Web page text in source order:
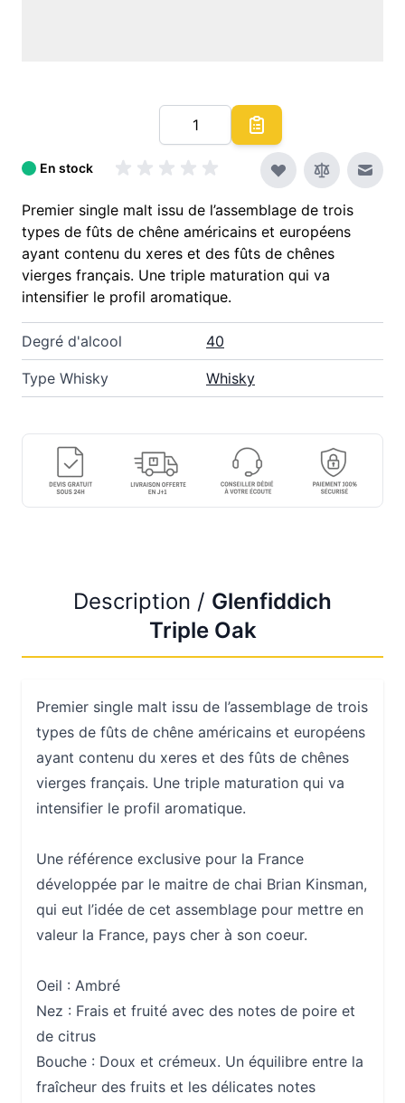
En stock
Premier single malt issu de l’assemblage de trois
types de fûts de chêne américains et européens
ayant contenu du xeres et des fûts de chênes
vierges français. Une triple maturation qui va
intensifier le profil aromatique.
Degré d'alcool 40
Type Whisky Whisky
Quantité
Description / Glenfiddich
Triple Oak
Premier single malt issu de l’assemblage de trois
types de fûts de chêne américains et européens
ayant contenu du xeres et des fûts de chênes
vierges français. Une triple maturation qui va
intensifier le profil aromatique.
Une référence exclusive pour la France
développée par le maitre de chai Brian Kinsman,
qui eut l’idée de cet assemblage pour mettre en
valeur la France, pays cher à son coeur.
Oeil : Ambré
Nez : Frais et fruité avec des notes de poire et
de citrus
Bouche : Doux et crémeux. Un équilibre entre la
fraîcheur des fruits et les délicates notes